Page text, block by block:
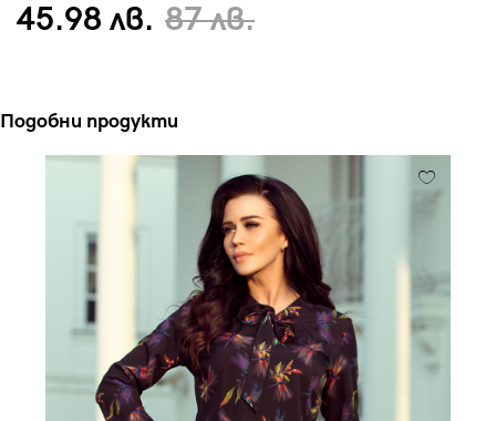
45.98 лв. 87 лв.
Подобни продукти